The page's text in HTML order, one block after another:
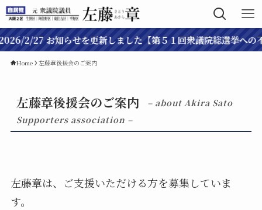
らせを更新しました【第５１回衆議院総選挙への不出馬に
Home 左藤章後援会のご案内
左藤章後援会のご案内
– about Akira Sato
Supporters association –
左藤章は、ご支援いただける方を募集していま
す。